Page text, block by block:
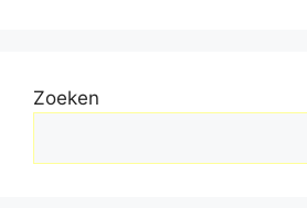
Zoeken